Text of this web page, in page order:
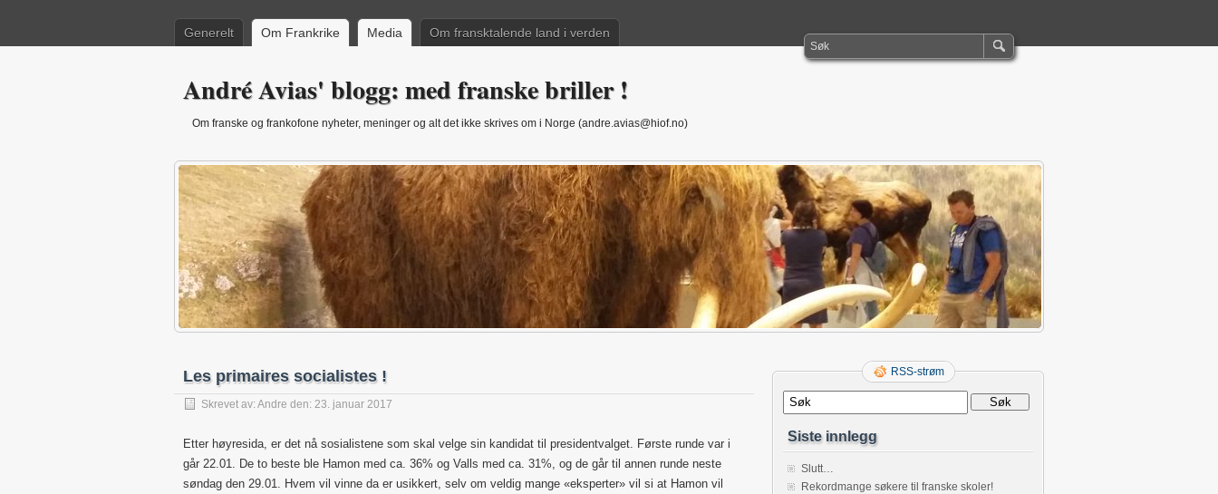
Generelt Om Frankrike Media Om fransktalende land i verden
André Avias' blogg: med franske briller !
Om franske og frankofone nyheter, meninger og alt det ikke skrives om i Norge (andre.avias@hiof.no)
Les primaires socialistes !
Skrevet av: Andre den: 23. januar 2017
Etter høyresida, er det nå sosialistene som skal velge sin kandidat til presidentvalget. Første runde var i
går 22.01. De to beste ble Hamon med ca. 36% og Valls med ca. 31%, og de går til annen runde neste
søndag den 29.01. Hvem vil vinne da er usikkert, selv om veldig mange «eksperter» vil si at Hamon vil
RSS-strøm
Siste innlegg
Slutt…
Rekordmange søkere til franske skoler!